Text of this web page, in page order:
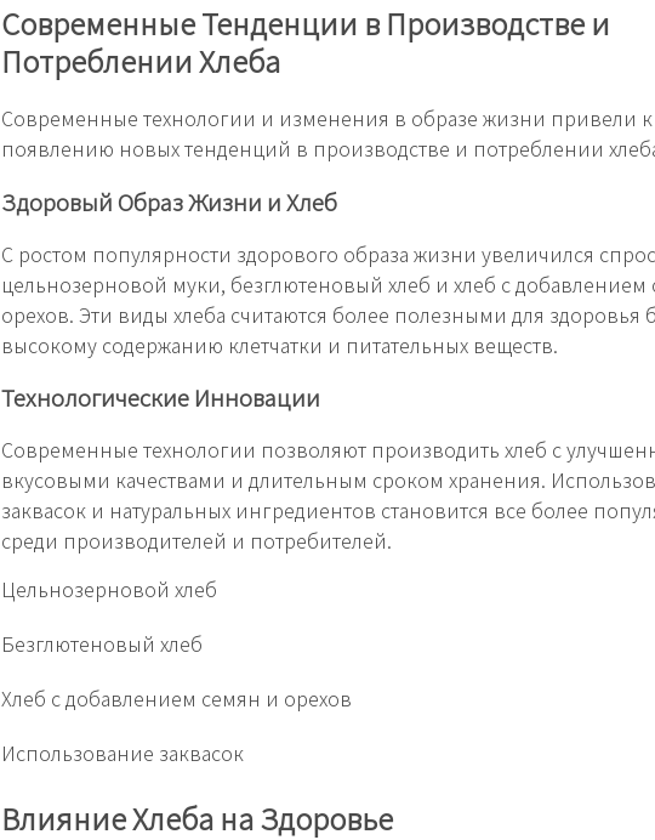
Современные Тенденции в Производстве и
Потреблении Хлеба
Современные технологии и изменения в образе жизни привели к
появлению новых тенденций в производстве и потреблении
Здоровый Образ Жизни и Хлеб
С ростом популярности здорового образа жизни увеличился
цельнозерновой муки, безглютеновый хлеб и хлеб с добавлением
орехов. Эти виды хлеба считаются более полезными для здоровья
высокому содержанию клетчатки и питательных веществ.
Технологические Инновации
Современные технологии позволяют производить хлеб с
вкусовыми качествами и длительным сроком хранения.
заквасок и натуральных ингредиентов становится все более
среди производителей и потребителей.
Цельнозерновой хлеб
Безглютеновый хлеб
Хлеб с добавлением семян и орехов
Использование заквасок
Влияние Хлеба на Здоровье